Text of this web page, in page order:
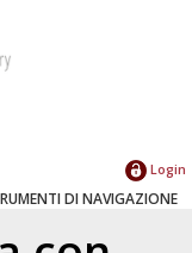
Login
DI NAVIGAZIONE